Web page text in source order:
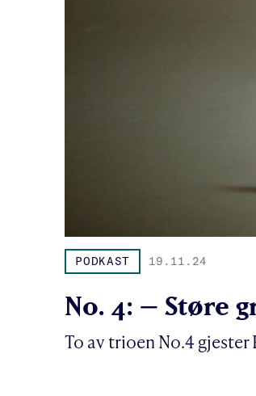
PODKAST 19.11.24
No. 4: – Støre
To av trioen No.4 gjester